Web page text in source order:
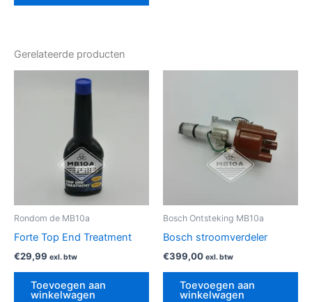
Gerelateerde producten
Rondom de MB10a
Forte Top End Treatment
€29,99 exl. btw
Toevoegen aan
winkelwagen
Bosch Ontsteking MB10a
Bosch stroomverdeler
€399,00 exl. btw
Toevoegen aan
winkelwagen